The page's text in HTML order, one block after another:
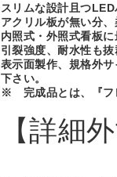
スリムな設計且つ
アクリル板が無い分
内照式・外照式看板に
引裂強度、耐水性も
表示面製作、規格外
下さい。
※ 完成品とは、『フ
【詳細